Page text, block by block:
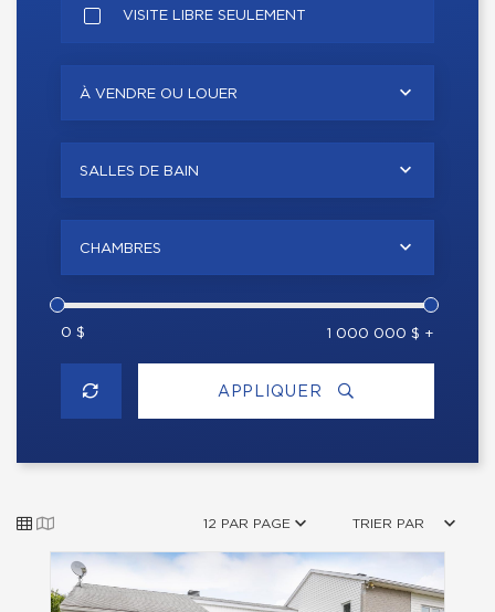
VISITE LIBRE SEULEMENT
À VENDRE OU LOUER
SALLES DE BAIN
CHAMBRES
0 $ 1 000 000 $ +
APPLIQUER
12 PAR PAGE TRIER PAR